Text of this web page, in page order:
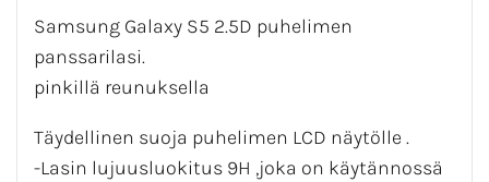
Samsung Galaxy S5 2.5D puhelimen
panssarilasi.
pinkillä reunuksella
Täydellinen suoja puhelimen LCD näytölle .
-Lasin lujuusluokitus 9H ,joka on käytännossä